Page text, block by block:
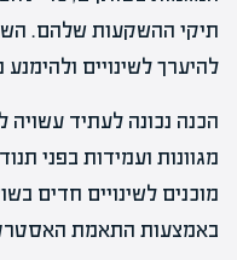
תיקי ההשקעות שלהם.
להיערך לשינויים
הכנה נכונה לעתיד
מגוונות ועמידות בפני
מוכנים לשינויים חדים
באמצעות התאמת